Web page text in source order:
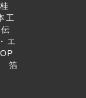
工
エ
箔